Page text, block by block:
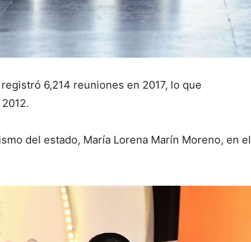
6,214 reuniones en 2017, lo que
del estado, María Lorena Marín Moreno, en el